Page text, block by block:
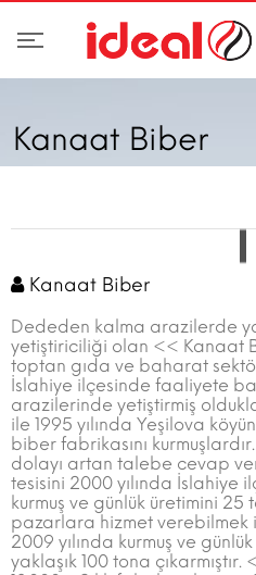
Kanaat Biber
Kanaat Biber
Dededen kalma arazilerde
yetiştiriciliği olan << Kanaat
toptan gıda ve baharat
İslahiye ilçesinde faaliyete
arazilerinde yetiştirmiş
ile 1995 yılında Yeşilova
biber fabrikasını
dolayı artan talebe cevap
tesisini 2000 yılında İslahiye
kurmuş ve günlük üretimini 25
pazarlara hizmet verebilmek
2009 yılında kurmuş ve
yaklaşık 100 tona